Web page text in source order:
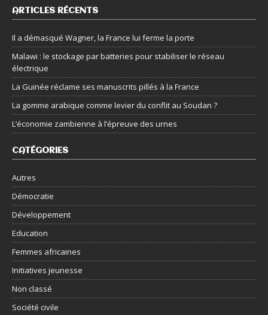
ARTICLES RÉCENTS
Il a démasqué Wagner, la France lui ferme la porte
Malawi : le stockage par batteries pour stabiliser le réseau
électrique
La Guinée réclame ses manuscrits pillés à la France
La gomme arabique comme levier du conflit au Soudan ?
L’économie zambienne à l’épreuve des urnes
CATÉGORIES
Autres
Démocratie
Développement
Education
Femmes africaines
Initiatives jeunesse
Non classé
Société civile